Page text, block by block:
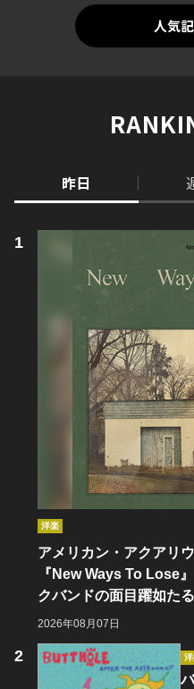
人気
昨日
洋楽
アメリカン・アクアリ
『New Ways To Lose
クバンドの面目躍如た
2026年08月07日